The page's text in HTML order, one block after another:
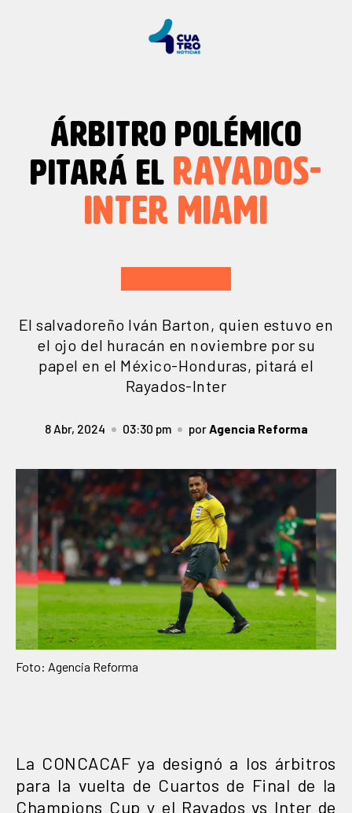
ÁRBITRO POLÉMICO
PITARÁ EL RAYADOS-
INTER MIAMI
El salvadoreño Iván Barton, quien estuvo en
el ojo del huracán en noviembre por su
papel en el México-Honduras, pitará el
Rayados-Inter
8 Abr, 2024 03:30 pm porAgencia Reforma
Foto: Agencia Reforma
La CONCACAF ya designó a los árbitros
para la vuelta de Cuartos de Final de la
Champions Cup y el Rayados vs Inter de